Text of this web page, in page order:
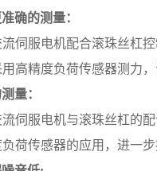
确的测量：
伺服电机配合滚珠丝杠
高精度负荷传感器测力，
量：
伺服电机与滚珠丝杠的
荷传感器的应用，进一步